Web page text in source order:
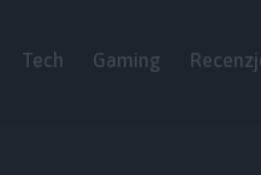
Tech Gaming